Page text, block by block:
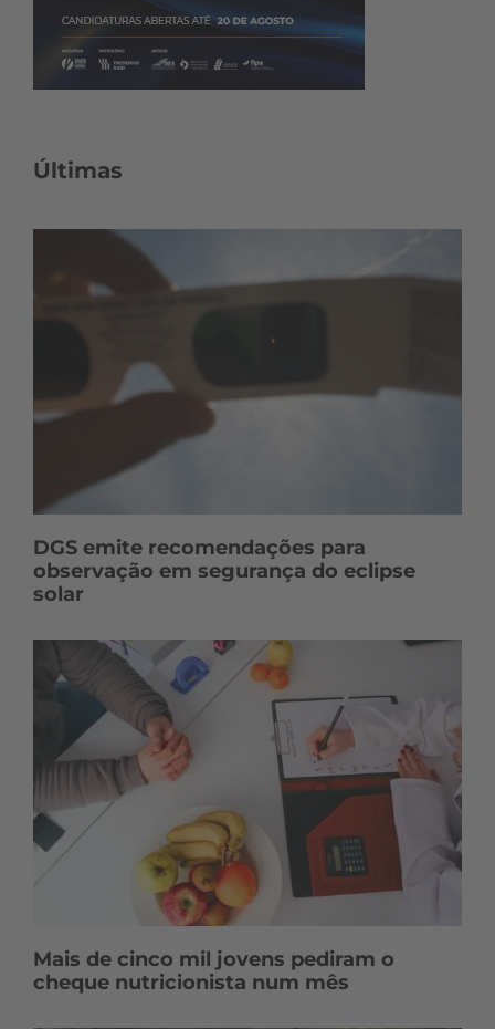
Últimas
DGS emite recomendações para
observação em segurança do eclipse
solar
Mais de cinco mil jovens pediram o
cheque nutricionista num mês